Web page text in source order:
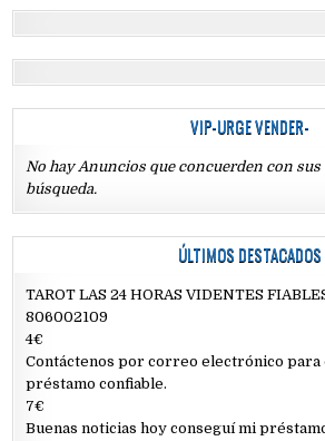
VIP-URGE VENDER-
No hay Anuncios que concuerden con
búsqueda.
ÚLTIMOS DESTACADOS
TAROT LAS 24 HORAS VIDENTES
806002109
4€
Contáctenos por correo electrónico para
préstamo confiable.
7€
Buenas noticias hoy conseguí mi